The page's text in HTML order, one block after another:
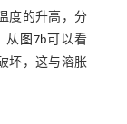
度的升高，分
从 图7b 可以看
坏，这与溶胀